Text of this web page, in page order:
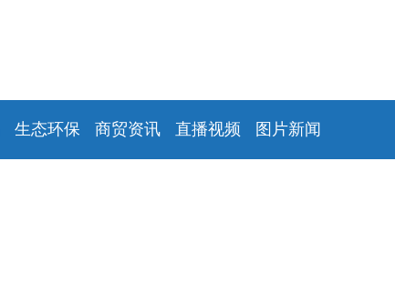
生态环保 商贸资讯 直播视频 图片新闻